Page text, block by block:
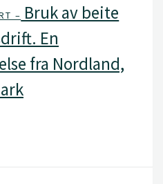
– Bruk av beite
En
fra Nordland,